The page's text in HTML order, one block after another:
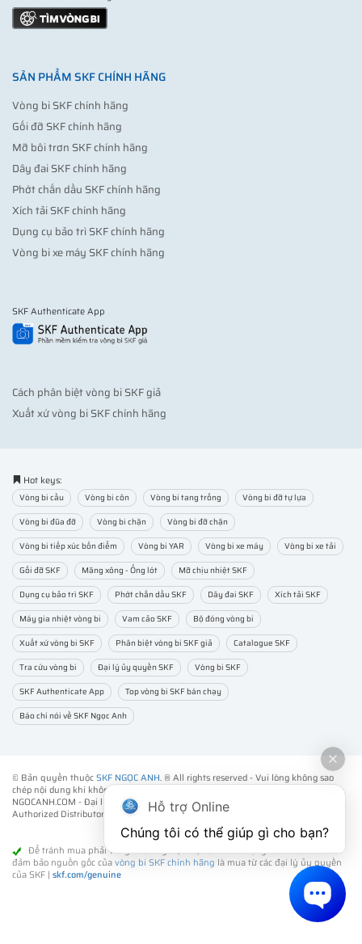
SẢN PHẨM SKF CHÍNH HÃNG
Vòng bi SKF chính hãng
Gối đỡ SKF chính hãng
Mỡ bôi trơn SKF chính hãng
Dây đai SKF chính hãng
Phớt chắn dầu SKF chính hãng
Xích tải SKF chính hãng
Dụng cụ bảo trì SKF chính hãng
Vòng bi xe máy SKF chính hãng
SKF Authenticate App
Cách phân biệt vòng bi SKF giả
Xuất xứ vòng bi SKF chính hãng
Hot keys:
Vòng bi cầu Vòng bi côn Vòng bi tang trống
Vòng bi đỡ tự lựa
Vòng bi đũa đỡ
Vòng bi chặn
Vòng bi đỡ chặn
Vòng bi tiếp xúc bốn điểm
Vòng bi YAR Vòng bi xe máy
Vòng bi xe tải
Gối đỡ SKF
Măng xông - Ống lót
Mỡ chịu nhiệt SKF
Dụng cụ bảo trì SKF
Phớt chắn dầu SKF Dây đai SKF
Xích tải SKF
Máy gia nhiệt vòng bi
Vam cảo SKF
Bộ đóng vòng bi
Xuất xứ vòng bi SKF
Phân biệt vòng bi SKF giả
Catalogue SKF
Tra cứu vòng bi
Đại lý ủy quyền SKF
Vòng bi SKF
SKF Authenticate App
Top vòng bi SKF bán chạy
Báo chí nói về SKF Ngọc Anh
© Bản quyền thuộcSKF NGỌC ANH. ® All rights reserved - Vui lòng không sao
chép nội dung khi không được sự đồng ý của chúng tôi.
NGOCANH.COM - Đại lý ủy quyền vòng bi bạc đạn SKF chính hãng -
Authorized Distributor - Phân phối các sản phẩm SKF chính hãng tại Việt Nam.
Để tránh mua phải vòng bi SKF giả (fake) kém chất lượng. Cách tốt nhất để
đảm bảo nguồn gốc củavòng bi SKF chính hãng là mua từ các đại lý ủy quyền
của SKF | skf.com/genuine
Hỗ trợ Online
Chúng tôi có thể giúp gì cho bạn?